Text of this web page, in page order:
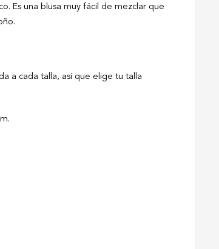
Es una blusa muy fácil de mezclar que
a cada talla, así que elige tu talla